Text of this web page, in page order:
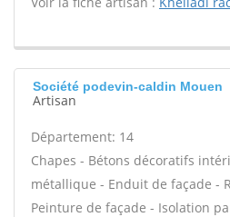
Société podevin-caldin Mouen
Artisan
Département: 14
Chapes - Bétons décoratifs
métallique - Enduit de façade -
Peinture de façade - Isolation